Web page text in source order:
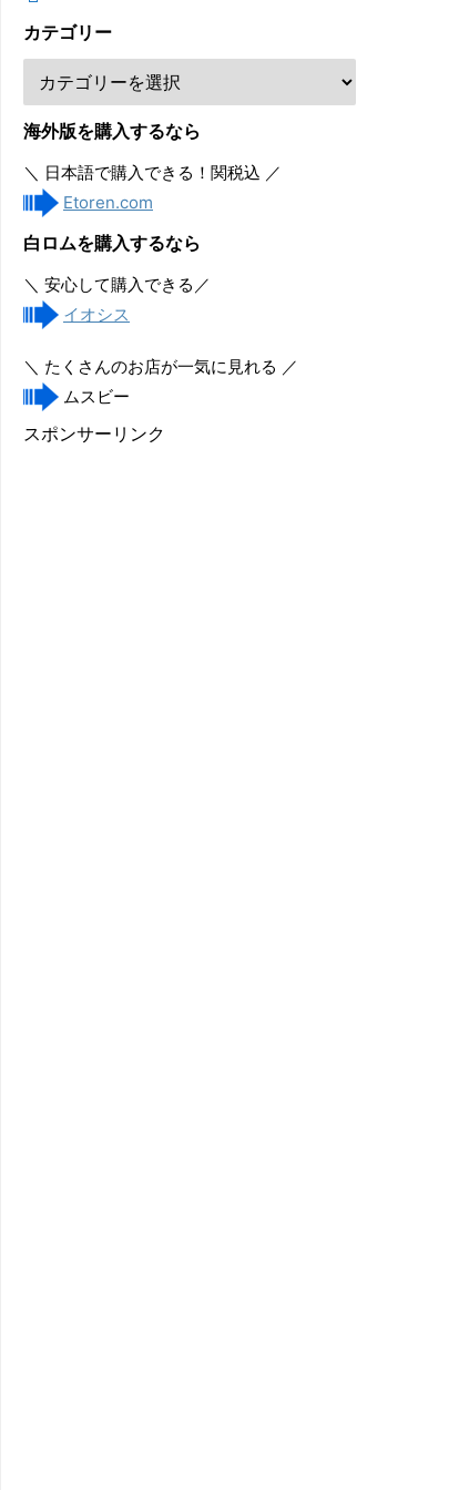
カテゴリー
海外版を購入するなら
＼ 日本語で購入できる！関税込 ／
Etoren.com
白ロムを購入するなら
＼ 安心して購入できる／
イオシス
＼ たくさんのお店が一気に見れる ／
ムスビー
スポンサーリンク